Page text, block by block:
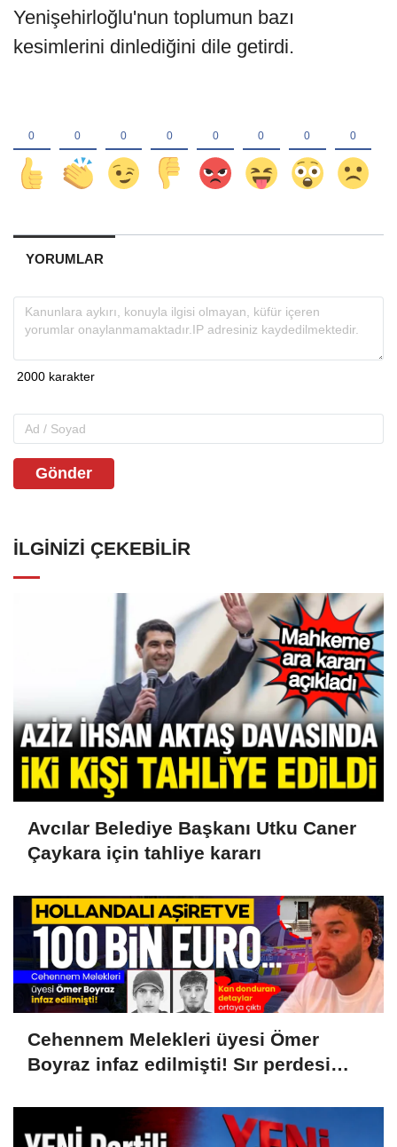
Yenişehirloğlu'nun toplumun bazı
kesimlerini dinlediğini dile getirdi.
YORUMLAR
Gönder
İLGINIZI ÇEKEBILIR
Avcılar Belediye Başkanı Utku Caner
Çaykara için tahliye kararı
Cehennem Melekleri üyesi Ömer
Boyraz infaz edilmişti! Sır perdesi
Euroluk kanlı infaz